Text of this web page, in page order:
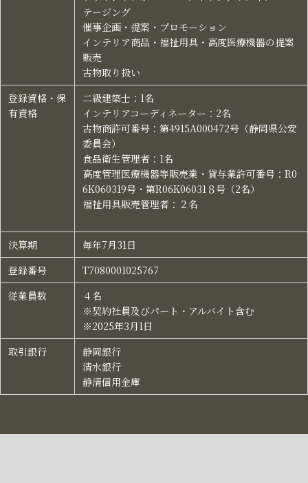
テージング
催事企画・提案・プロモーション​
インテリア商品・福祉用具・高度医療機器の提案
販売​
古物取り扱い​
登録資格・保
有資格​
二級建築士：1名​
インテリアコーディネーター：2名​
古物商許可番号：第4915A000472号（静岡県公安
委員会）​
食品衛生管理者：1名​
高度管理医療機器等販売業・貸与業許可番号：R0
6K060319号・第R06K06031８号（2名）​
福祉用具販売管理者：２名​
決算期​
毎年7月31日​
登録番号​
T7080001025767​
従業員数​
４名​
※契約社員及びパート・アルバイト含む​
※2025年3月1日
取引銀行​
静岡銀行​
清水銀行​
静清信用金庫